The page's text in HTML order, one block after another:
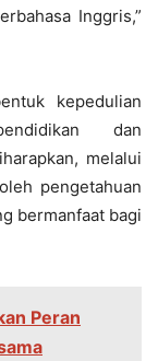
Inggris,”
kepedulian
dan
melalui
pengetahuan
bermanfaat bagi
Peran